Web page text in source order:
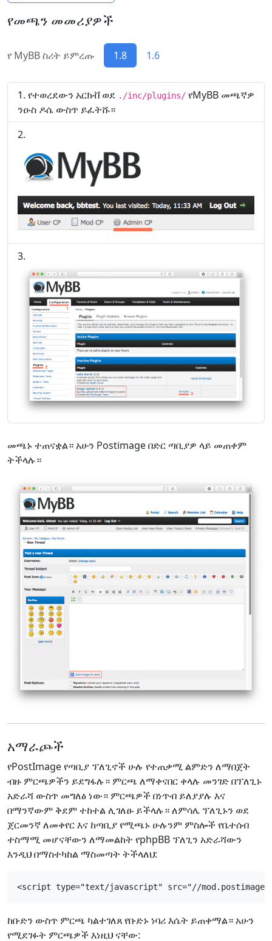
የመጫን መመሪያዎች
የ MyBB ስሪት ይምረጡ 1.8 1.6
የተወረደውን አርክቭ ወደ ./inc/plugins/ የMyBB መጫኛዎ
ንዑስ ዶሴ ውስጥ ይፈትሹ።
መጫኑ ተጠናቋል። አሁን Postimage በድር ጣቢያዎ ላይ መጠቀም
ትችላሉ።
አማራጮች
የPostImage የጣቢያ ፕለጊኖች ሁሉ የተጠቃሚ ልምድን ለማበጀት
ብዙ ምርጫዎችን ይደግፋሉ። ምርጫ ለማቀናበር ቀላሉ መንገድ በፕለጊኑ
አድራሻ ውስጥ መግለፅ ነው። ምርጫዎች በነጥብ ይለያያሉ እና
በማንኛውም ቅደም ተከተል ሊገለፁ ይችላሉ። ለምሳሌ ፕለጊኑን ወደ
ጀርመንኛ ለመቀየር እና ከጣቢያ የሚጫኑ ሁሉንም ምስሎች የቤተሰብ
ተስማሚ መሆናቸውን ለማመልከት የphpBB ፕለጊን አድራሻውን
እንዲህ በማስተካከል ማስመጣት ትችላለህ:
<script type="text/javascript" src="//
ከቡድን ውስጥ ምርጫ ካልተገለጸ የቡድኑ ነባሪ እሴት ይጠቀማል። አሁን
የሚደገፉት ምርጫዎች እነዚህ ናቸው: